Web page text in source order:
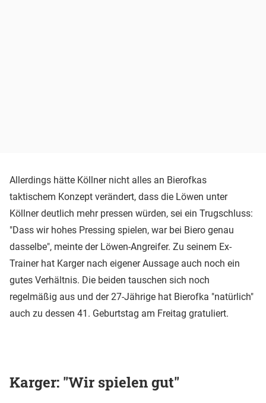
Allerdings hätte Köllner nicht alles an Bierofkas
taktischem Konzept verändert, dass die Löwen unter
Köllner deutlich mehr pressen würden, sei ein Trugschluss:
"Dass wir hohes Pressing spielen, war bei Biero genau
dasselbe", meinte der Löwen-Angreifer. Zu seinem Ex-
Trainer hat Karger nach eigener Aussage auch noch ein
gutes Verhältnis. Die beiden tauschen sich noch
regelmäßig aus und der 27-Jährige hat Bierofka "natürlich"
auch zu dessen 41. Geburtstag am Freitag gratuliert.
Karger: "Wir spielen gut"